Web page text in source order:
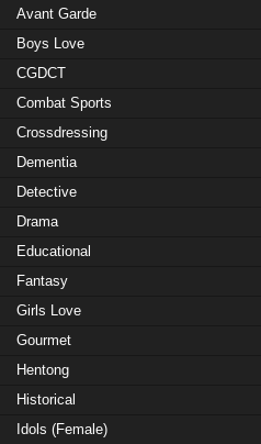
Avant Garde
Boys Love
CGDCT
Combat Sports
Crossdressing
Dementia
Detective
Drama
Educational
Fantasy
Girls Love
Gourmet
Hentong
Historical
Idols (Female)